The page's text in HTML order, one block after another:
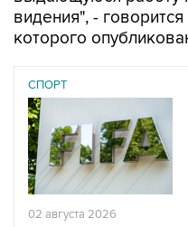
видения", -
которого
СПОРТ
02 августа 2026